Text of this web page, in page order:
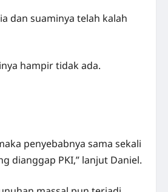
dan suaminya telah kalah
hampir tidak ada.
penyebabnya sama sekali
dianggap PKI,” lanjut Daniel.